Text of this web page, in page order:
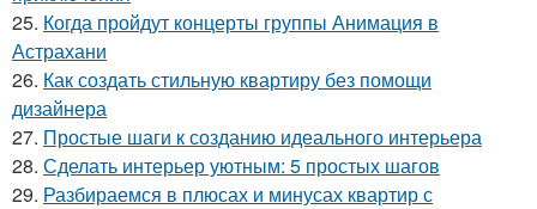
25. Когда пройдут концерты группы Анимация в
Астрахани
26. Как создать стильную квартиру без помощи
дизайнера
27. Простые шаги к созданию идеального интерьера
28. Сделать интерьер уютным: 5 простых шагов
29. Разбираемся в плюсах и минусах квартир с